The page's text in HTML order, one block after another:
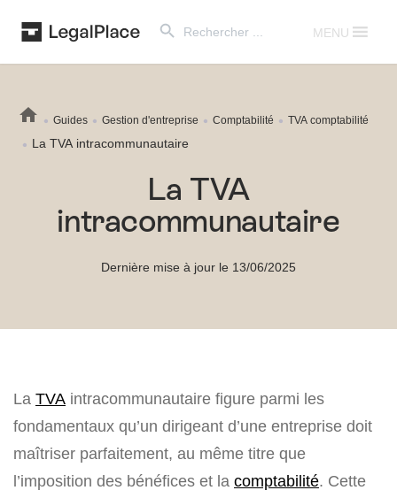
for:
MENU
Guides Gestion d'entreprise Comptabilité TVA comptabilité
La TVA intracommunautaire
La TVA
intracommunautaire
Dernière mise à jour le 13/06/2025
La TVA intracommunautaire figure parmi les
fondamentaux qu’un dirigeant d’une entreprise doit
maîtriser parfaitement, au même titre que
l’imposition des bénéfices et la comptabilité. Cette